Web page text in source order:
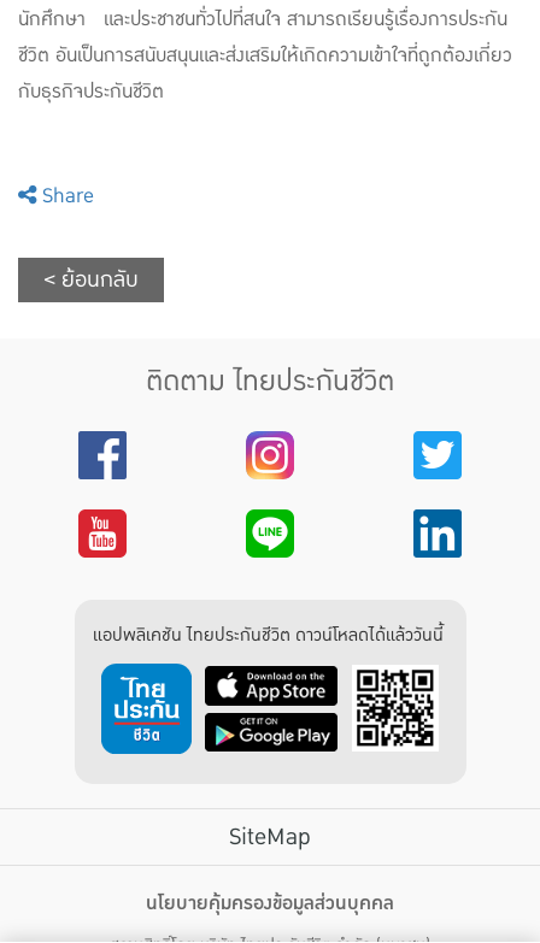
นักศึกษา และประชาชนทั่วไปที่สนใจ สามารถเรียนรู้เรื่องการประกัน
ชีวิต อันเป็นการสนับสนุนและส่งเสริมให้เกิดความเข้าใจที่ถูกต้องเกี่ยว
กับธุรกิจประกันชีวิต
Share
< ย้อนกลับ
ติดตาม ไทยประกันชีวิต
แอปพลิเคชัน ไทยประกันชีวิต ดาวน์โหลดได้แล้ววันนี้
SiteMap
นโยบายคุ้มครองข้อมูลส่วนบุคคล